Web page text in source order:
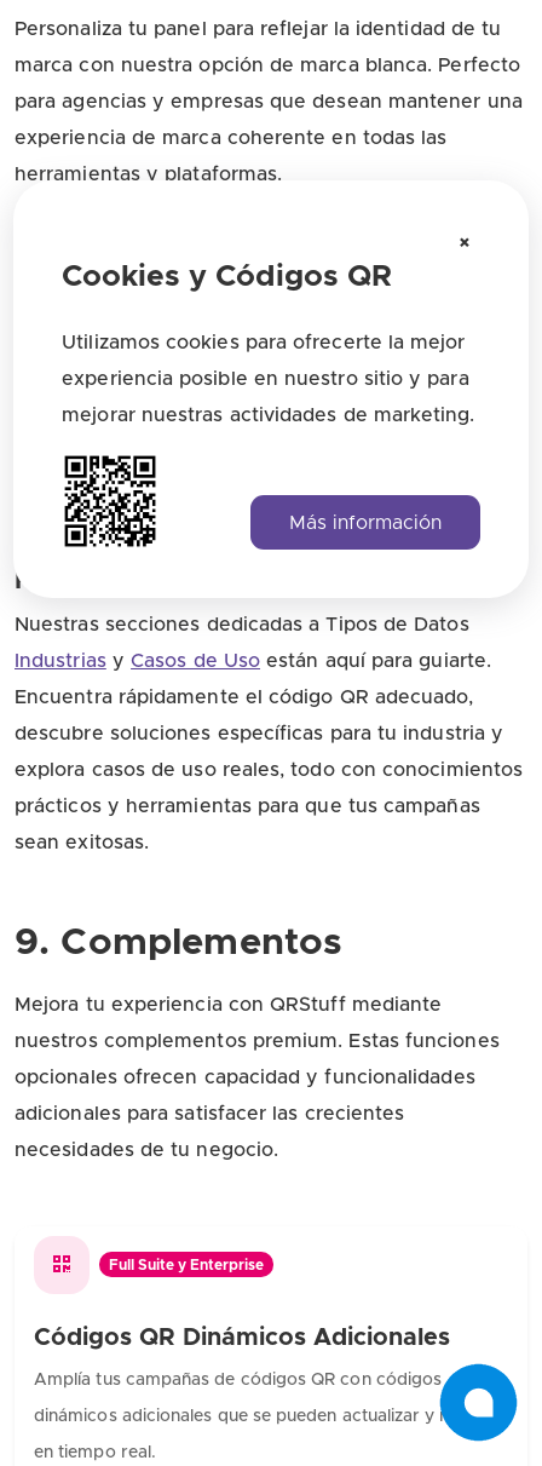
Personaliza tu panel para reflejar la identidad de tu
marca con nuestra opción de marca blanca. Perfecto
para agencias y empresas que desean mantener una
experiencia de marca coherente en todas las
herramientas y plataformas.
Recursos Guiados sobre Códigos QR
Nuestras secciones dedicadas a Tipos de Datos
IndustriasyCasos de Uso están aquí para guiarte.
Encuentra rápidamente el código QR adecuado,
descubre soluciones específicas para tu industria y
explora casos de uso reales, todo con conocimientos
prácticos y herramientas para que tus campañas
sean exitosas.
9. Complementos
Mejora tu experiencia con QRStuff mediante
nuestros complementos premium. Estas funciones
opcionales ofrecen capacidad y funcionalidades
adicionales para satisfacer las crecientes
necesidades de tu negocio.
Full Suite y Enterprise
Códigos QR Dinámicos Adicionales
Amplía tus campañas de códigos QR con códigos
dinámicos adicionales que se pueden actualizar y rastrear
en tiempo real.
×
Cookies y Códigos QR
Utilizamos cookies para ofrecerte la mejor
experiencia posible en nuestro sitio y para
mejorar nuestras actividades de marketing.
Más información